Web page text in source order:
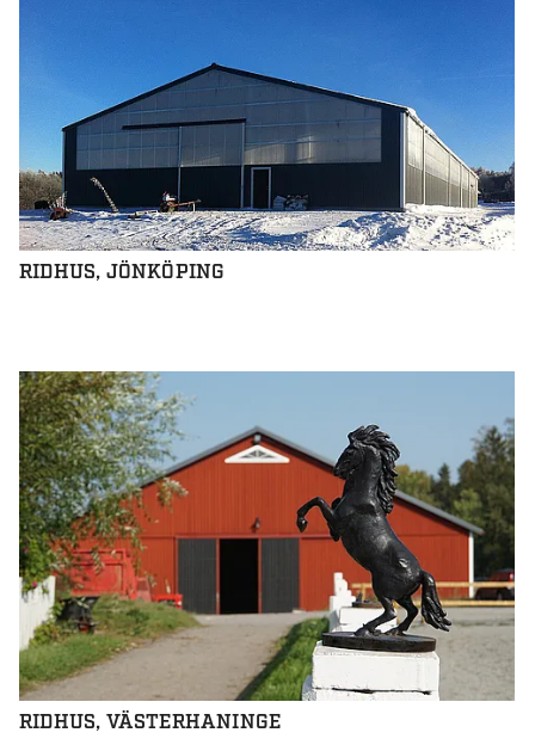
RIDHUS, JÖNKÖPING
RIDHUS, VÄSTERHANINGE